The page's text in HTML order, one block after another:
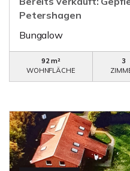
Petershagen
Bungalow
92 m²
WOHNFLÄCHE
3